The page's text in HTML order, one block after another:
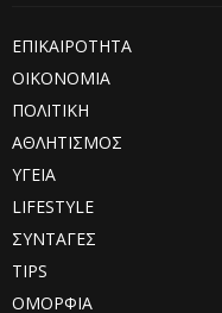
ΕΠΙΚΑΙΡΟΤΗΤΑ
ΟΙΚΟΝΟΜΙΑ
ΠΟΛΙΤΙΚΗ
ΑΘΛΗΤΙΣΜΟΣ
ΥΓΕΙΑ
LIFESTYLE
ΣΥΝΤΑΓΕΣ
TIPS
ΟΜΟΡΦΙΑ